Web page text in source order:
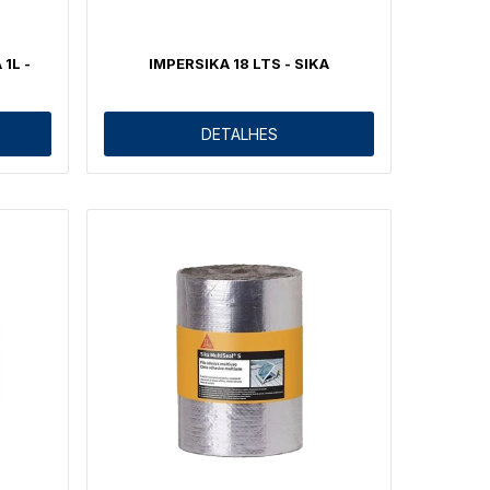
1L - IMPERSIKA 18 LTS - SIKA
DETALHES